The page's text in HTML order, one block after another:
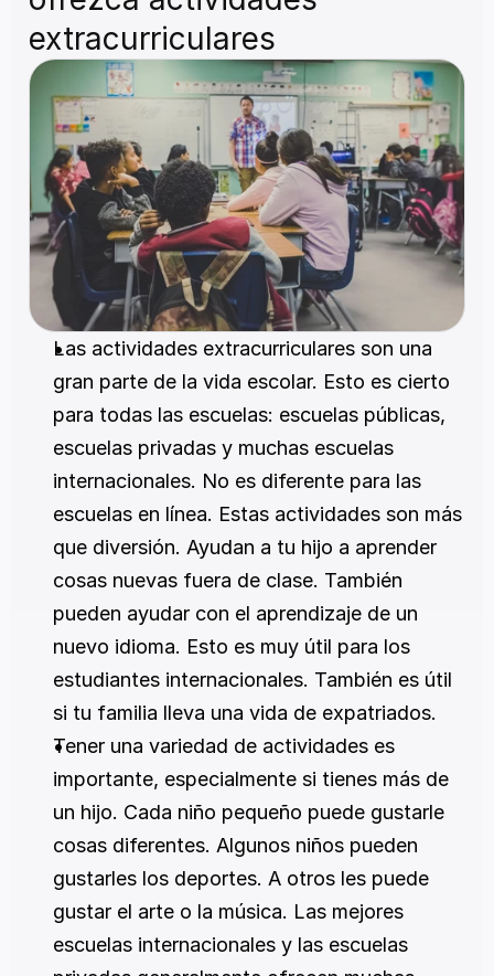
extracurriculares
Las actividades extracurriculares son una
gran parte de la vida escolar. Esto es cierto
para todas las escuelas: escuelas públicas,
escuelas privadas y muchas escuelas
internacionales. No es diferente para las
escuelas en línea. Estas actividades son más
que diversión. Ayudan a tu hijo a aprender
cosas nuevas fuera de clase. También
pueden ayudar con el aprendizaje de un
nuevo idioma. Esto es muy útil para los
estudiantes internacionales. También es útil
si tu familia lleva una vida de expatriados.
Tener una variedad de actividades es
importante, especialmente si tienes más de
un hijo. Cada niño pequeño puede gustarle
cosas diferentes. Algunos niños pueden
gustarles los deportes. A otros les puede
gustar el arte o la música. Las mejores
escuelas internacionales y las escuelas